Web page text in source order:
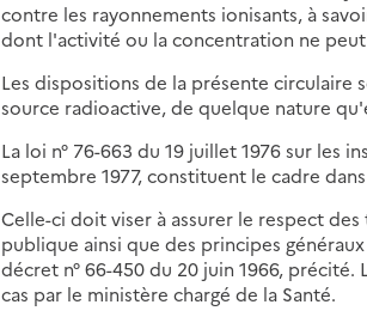
contre les rayonnements ionisants, à
dont l'activité ou la concentration ne
Les dispositions de la présente circulaire
source radioactive, de quelque nature
La loi n° 76-663 du 19 juillet 1976 sur les
septembre 1977, constituent le cadre
Celle-ci doit viser à assurer le respect
publique ainsi que des principes
décret n° 66-450 du 20 juin 1966,
cas par le ministère chargé de la Santé.